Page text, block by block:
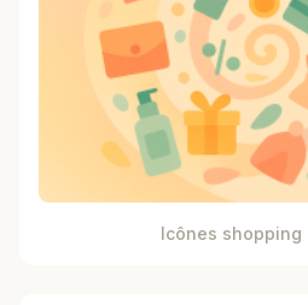
Icônes shopping